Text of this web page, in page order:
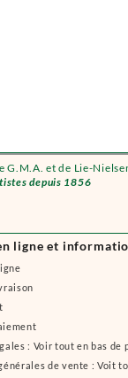
et de Lie-
depuis 1856
ligne et
: Voir tout en bas de
de vente : Voit